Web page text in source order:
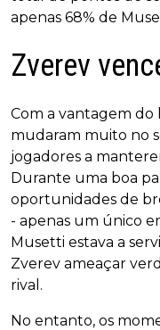
apenas 68% de
Zverev
Com a vantagem do
mudaram muito no
jogadores a
Durante uma boa
oportunidades de
- apenas um único
Musetti estava a
Zverev ameaçar
rival.
No entanto, os